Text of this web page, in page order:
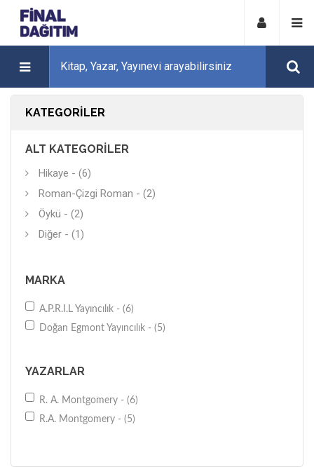
KATEGORILER
ALT KATEGORILER
Hikaye - (6)
Roman-Çizgi Roman - (2)
Öykü - (2)
Diğer - (1)
MARKA
A.P.R.I.L Yayıncılık - (6)
Doğan Egmont Yayıncılık - (5)
YAZARLAR
R. A. Montgomery - (6)
R.A. Montgomery - (5)